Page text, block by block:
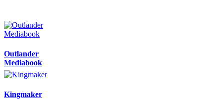
Outlander
Mediabook
Kingmaker